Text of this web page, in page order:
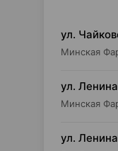
ул.
ул.
ул.